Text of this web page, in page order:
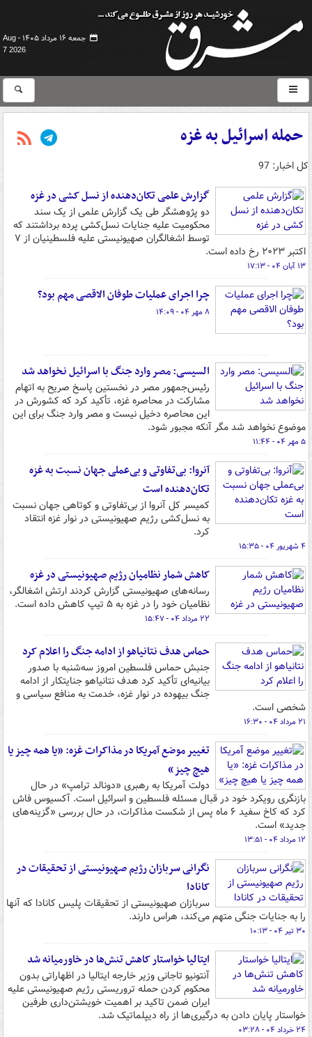
جمعه ۱۶ مرداد ۱۴۰۵ -
Aug
7 2026
حمله اسرائیل به غزه
کل اخبار: 97
گزارش علمی تکان‌دهنده از نسل کشی در غزه
دو پژوهشگر طی یک گزارش علمی از یک سند
محکومیت علیه جنایات نسل‌کشی پرده برداشتند که
توسط اشغالگران صهیونیستی علیه فلسطینیان از ۷
اکتبر ۲۰۲۳ رخ داده است.
۱۳ آبان ۰۴ - ۱۷:۱۳
چرا اجرای عملیات طوفان الاقصی مهم بود؟
۸ مهر ۰۴ - ۱۴:۰۹
السیسی: مصر وارد جنگ با اسرائیل نخواهد شد
رئیس‌جمهور مصر در نخستین پاسخ صریح به اتهام
مشارکت در محاصره غزه، تأکید کرد که کشورش در
این محاصره دخیل نیست و مصر وارد جنگ برای این
موضوع نخواهد شد مگر آنکه مجبور شود.
۵ مهر ۰۴ - ۱۱:۴۴
آنروا: بی‌تفاوتی و بی‌عملی جهان نسبت به غزه
تکان‌دهنده است
کمیسر کل آنروا از بی‌تفاوتی و کوتاهی جهان نسبت
به نسل‌کشی رژیم صهیونیستی در نوار غزه انتقاد
کرد.
۴ شهریور ۰۴ - ۱۵:۳۵
کاهش شمار نظامیان رژیم صهیونیستی در غزه
رسانه‌های صهیونیستی گزارش کردند ارتش اشغالگر،
نظامیان خود را در غزه به ۵ تیپ کاهش داده است.
۲۲ مرداد ۰۴ - ۱۵:۴۷
حماس هدف نتانیاهو از ادامه جنگ را اعلام کرد
جنبش حماس فلسطین امروز سه‌شنبه با صدور
بیانیه‌ای تأکید کرد هدف نتانیاهو جنایتکار از ادامه
جنگ بیهوده در نوار غزه، خدمت به منافع سیاسی و
شخصی است.
۲۱ مرداد ۰۴ - ۱۶:۳۰
تغییر موضع آمریکا در مذاکرات غزه: «یا همه چیز یا
هیچ چیز»
دولت آمریکا به رهبری «دونالد ترامپ» در حال
بازنگری رویکرد خود در قبال مسئله فلسطین و اسرائیل است. آکسیوس فاش
کرد که کاخ سفید ۶ ماه پس از شکست مذاکرات، در حال بررسی «گزینه‌های
جدید» است.
۱۲ مرداد ۰۴ - ۱۳:۵۱
نگرانی سربازان رژیم صهیونیستی از تحقیقات در
کانادا
سربازان صهیونیستی از تحقیقات پلیس کانادا که آنها
را به جنایات جنگی متهم می‌کند، هراس دارند.
۳۰ تیر ۰۴ - ۱۰:۱۳
ایتالیا خواستار کاهش تنش‌ها در خاورمیانه شد
آنتونیو تاجانی وزیر خارجه ایتالیا در اظهاراتی بدون
محکوم کردن حمله تروریستی رژیم صهیونیستی علیه
ایران ضمن تاکید بر اهمیت خویشتن‌داری طرفین
خواستار پایان دادن به درگیری‌ها از راه دیپلماتیک شد.
۲۴ خرداد ۰۴ - ۰۳:۲۸